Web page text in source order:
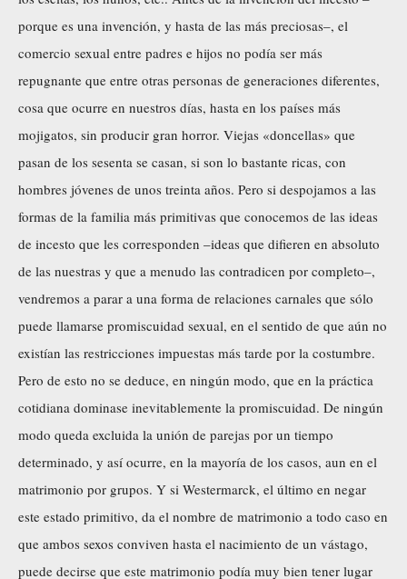
porque es una invención, y hasta de las más preciosas–, el
comercio sexual entre padres e hijos no podía ser más
repugnante que entre otras personas de generaciones diferentes,
cosa que ocurre en nuestros días, hasta en los países más
mojigatos, sin producir gran horror. Viejas «doncellas» que
pasan de los sesenta se casan, si son lo bastante ricas, con
hombres jóvenes de unos treinta años. Pero si despojamos a las
formas de la familia más primitivas que conocemos de las ideas
de incesto que les corresponden –ideas que difieren en absoluto
de las nuestras y que a menudo las contradicen por completo–,
vendremos a parar a una forma de relaciones carnales que sólo
puede llamarse promiscuidad sexual, en el sentido de que aún no
existían las restricciones impuestas más tarde por la costumbre.
Pero de esto no se deduce, en ningún modo, que en la práctica
cotidiana dominase inevitablemente la promiscuidad. De ningún
modo queda excluida la unión de parejas por un tiempo
determinado, y así ocurre, en la mayoría de los casos, aun en el
matrimonio por grupos. Y si Westermarck, el último en negar
este estado primitivo, da el nombre de matrimonio a todo caso en
que ambos sexos conviven hasta el nacimiento de un vástago,
puede decirse que este matrimonio podía muy bien tener lugar